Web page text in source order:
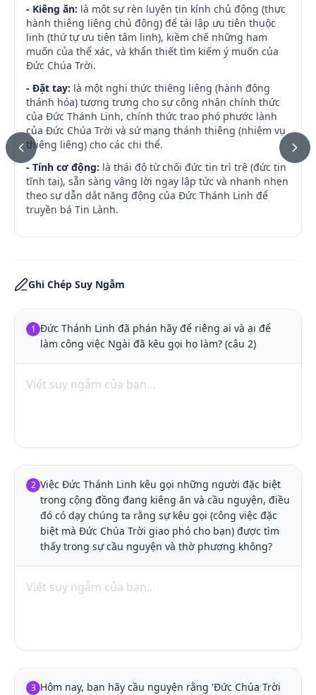
- Kiêng ăn: là một sự rèn luyện tin kính chủ động (thực
hành thiêng liêng chủ động) để tái lập ưu tiên thuộc
linh (thứ tự ưu tiên tâm linh), kiềm chế những ham
muốn của thể xác, và khẩn thiết tìm kiếm ý muốn của
Đức Chúa Trời.
- Đặt tay: là một nghi thức thiêng liêng (hành động
thánh hóa) tượng trưng cho sự công nhận chính thức
của Đức Thánh Linh, chính thức trao phó phước lành
của Đức Chúa Trời và sứ mạng thánh thiêng (nhiệm vụ
thiêng liêng) cho các chi thể.
- Tính cơ động: là thái độ từ chối đức tin trì trệ (đức tin
tĩnh tại), sẵn sàng vâng lời ngay lập tức và nhanh nhẹn
theo sự dẫn dắt năng động của Đức Thánh Linh để
truyền bá Tin Lành.
Ghi Chép Suy Ngẫm
1 Đức Thánh Linh đã phán hãy để riêng ai và ai để
làm công việc Ngài đã kêu gọi họ làm? (câu 2)
2 Việc Đức Thánh Linh kêu gọi những người đặc biệt
trong cộng đồng đang kiêng ăn và cầu nguyện, điều
đó có dạy chúng ta rằng sự kêu gọi (công việc đặc
biệt mà Đức Chúa Trời giao phó cho bạn) được tìm
thấy trong sự cầu nguyện và thờ phượng không?
3 Hôm nay, bạn hãy cầu nguyện rằng 'Đức Chúa Trời